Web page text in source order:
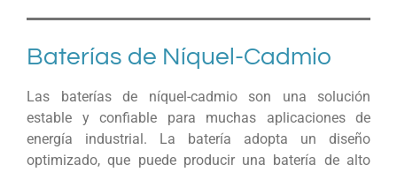
Baterías de Níquel-Cadmio
Las baterías de níquel-cadmio son una solución
estable y confiable para muchas aplicaciones de
energía industrial. La batería adopta un diseño
optimizado, que puede producir una batería de alto